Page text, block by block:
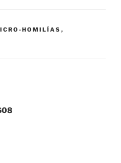
HOMILÍAS ,